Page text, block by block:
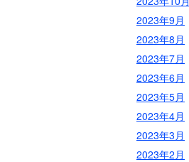
2023年9月
2023年8月
2023年7月
2023年6月
2023年5月
2023年4月
2023年3月
2023年2月